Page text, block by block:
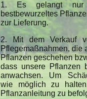
1. Es gelangt nur
bestbewurzeltes
zur Lieferung.
2. Mit dem Verkauf
Pflegemaßnahmen, die
Pflanzen geschehen
dass unsere Pflanzen
anwachsen. Um
wie möglich zu
Pflanzanleitung zu